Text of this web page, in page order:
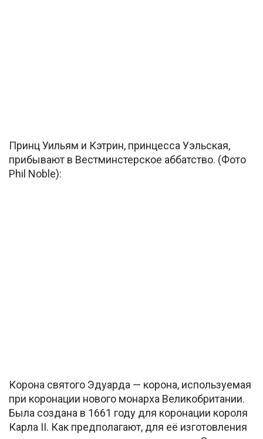
Принц Уильям и Кэтрин, принцесса Уэльская,
прибывают в Вестминстерское аббатство. (Фото
Phil Noble):
Корона святого Эдуарда — корона, используемая
при коронации нового монарха Великобритании.
Была создана в 1661 году для коронации короля
Карла II. Как предполагают, для её изготовления